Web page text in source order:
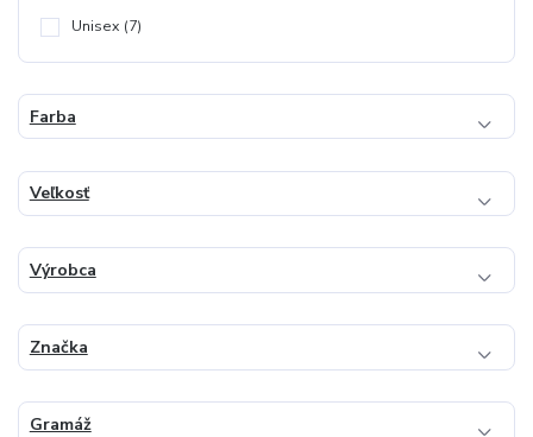
Unisex (7)
Farba
Veľkosť
Výrobca
Značka
Gramáž